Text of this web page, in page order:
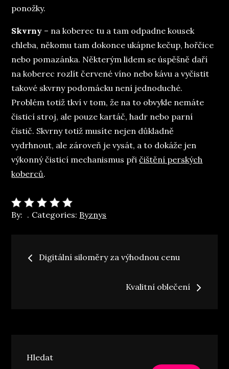
ponožky.
Skvrny – na koberec tu a tam odpadne kousek
chleba, někomu tam dokonce ukápne kečup, hořčice
nebo pomazánka. Některým lidem se úspěšně daří
na koberec rozlít červené víno nebo kávu a vyčistit
takové skvrny podomácku není jednoduché.
Problém totiž tkví v tom, že na to obvykle nemáte
čisticí stroj, ale pouze kartáč, hadr nebo parní
čistič. Skvrny totiž musíte nejen důkladně
vydrhnout, ale zároveň je vysát, a to dokáže jen
výkonný čisticí mechanismus přičištění perských
koberců.
By: Categories: Byznys
Navigace
Digitální siloměry za výhodnou cenu
Kvalitní oblečení
Hledat